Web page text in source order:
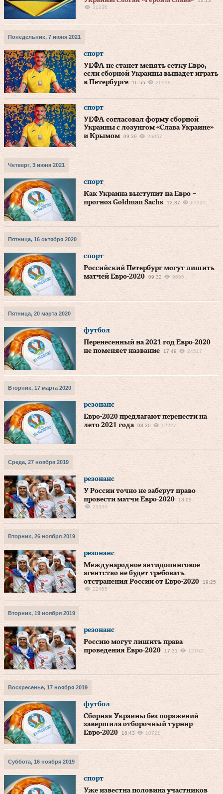
31236
Понедельник, 7 июня 2021
спорт
УЕФА не станет менять сетку Евро,
если сборной Украины выпадет играть
в Петербурге
16:55 26918
спорт
УЕФА согласовал форму сборной
Украины с лозунгом «Слава Украине»
и Крымом
09:39 26057
Четверг, 3 июня 2021
спорт
Как Украина выступит на Евро –
прогноз Goldman Sachs
12:37 65227
Пятница, 16 октября 2020
спорт
Российский Петербург могут лишить
матчей Евро-2020
09:32 9595
Пятница, 20 марта 2020
футбол
Перенесенный на 2021 год Евро-2020
не поменяет название
17:49 24517
Вторник, 17 марта 2020
резонанс
Евро-2020 предлагают перенести на
лето 2021 года
08:30 12227
Среда, 27 ноября 2019
резонанс
У России точно не заберут право
провести матчи Евро-2020
13:05
23330
Вторник, 26 ноября 2019
резонанс
Международное антидопинговое
агентство не будет требовать
отстранения России от Евро-2020
19:25
22455
Вторник, 19 ноября 2019
резонанс
Россию могут лишить права
проведения Евро-2020
17:31 12762
Воскресенье, 17 ноября 2019
футбол
Сборная Украины без поражений
завершила отборочный турнир
Евро-2020
18:43 10721
Суббота, 16 ноября 2019
спорт
Уже известна половина участников